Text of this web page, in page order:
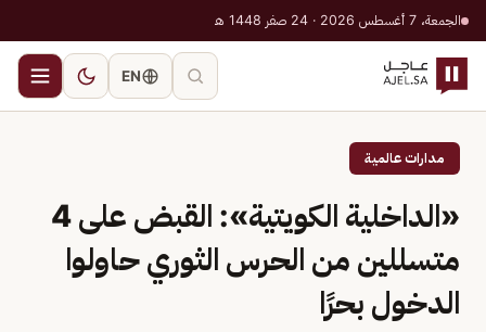
الجمعة، 7 أغسطس 2026 · 24 صفر 1448 هـ
EN
مدارات عالمية
«الداخلية الكويتية»: القبض على 4
متسللين من الحرس الثوري حاولوا
الدخول بحرًا